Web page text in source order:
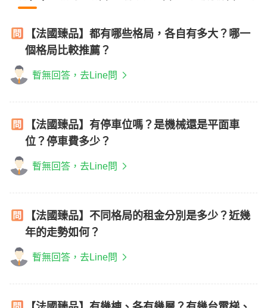
【法國臻品】都有哪些格局，各自有多大？哪一
個格局比較推薦？
暫無回答，去Line問
【法國臻品】有停車位嗎？是機械還是平面車
位？停車費多少？
暫無回答，去Line問
【法國臻品】不同格局的租金分別是多少？近幾
年的走勢如何？
暫無回答，去Line問